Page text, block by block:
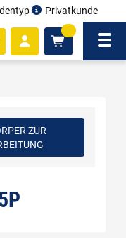
Privatkunde
ZUR